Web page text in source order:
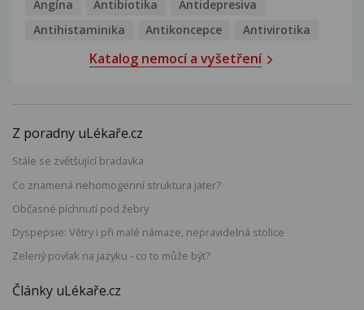
Angína
Antibiotika
Antidepresiva
Antihistaminika
Antikoncepce Antivirotika
Katalog nemocí a vyšetření
Z poradny uLékaře.cz
Stále se zvětšující bradavka
Co znamená nehomogenní struktura jater?
Občasné píchnutí pod žebry
Dyspepsie: Větry i při malé námaze, nepravidelná stolice
Zelený povlak na jazyku - co to může být?
Články uLékaře.cz